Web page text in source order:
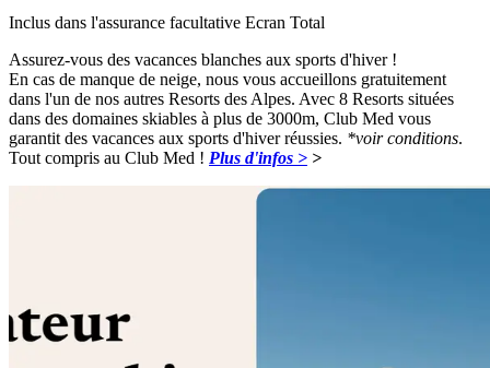
Inclus dans l'assurance facultative Ecran Total
Assurez-vous des vacances blanches aux sports d'hiver !
En cas de manque de neige, nous vous accueillons gratuitement
dans l'un de nos autres Resorts des Alpes. Avec 8 Resorts situées
dans des domaines skiables à plus de 3000m, Club Med vous
garantit des vacances aux sports d'hiver réussies. *voir conditions.
Tout compris au Club Med ! Plus d'infos > >